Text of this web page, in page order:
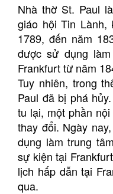
Nhà thờ St. Paul
giáo hội Tin Lành,
1789, đến năm
được sử dụng
Frankfurt từ năm
Tuy nhiên, trong
Paul đã bị phá
tu lại, một phần
thay đổi. Ngày
dụng làm trung
sự kiện tại
lịch hấp dẫn tại
qua.